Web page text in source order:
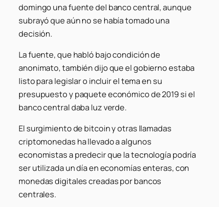
domingo una fuente del banco central, aunque
subrayó que aún no se había tomado una
decisión.
La fuente, que habló bajo condición de
anonimato, también dijo que el gobierno estaba
listo para legislar o incluir el tema en su
presupuesto y paquete económico de 2019 si el
banco central daba luz verde.
El surgimiento de bitcoin y otras llamadas
criptomonedas ha llevado a algunos
economistas a predecir que la tecnología podría
ser utilizada un día en economías enteras, con
monedas digitales creadas por bancos
centrales.